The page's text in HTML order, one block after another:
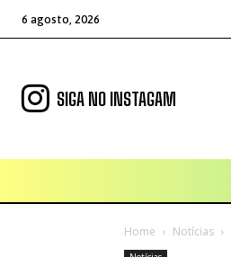
6 agosto, 2026
SIGA NO INSTAGAM
Home Notícias